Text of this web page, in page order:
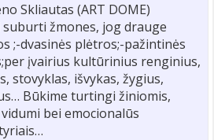
Skliautas (ART DOME)
žmones, jog drauge
;-dvasinės plėtros;-pažintinės
įvairius kultūrinius renginius,
stovyklas, išvykas, žygius,
Būkime turtingi žiniomis,
bei emocionalūs